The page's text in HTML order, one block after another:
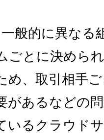
般的に異なる
ごとに決めら
め、取引相手
があるなどの
いるクラウド